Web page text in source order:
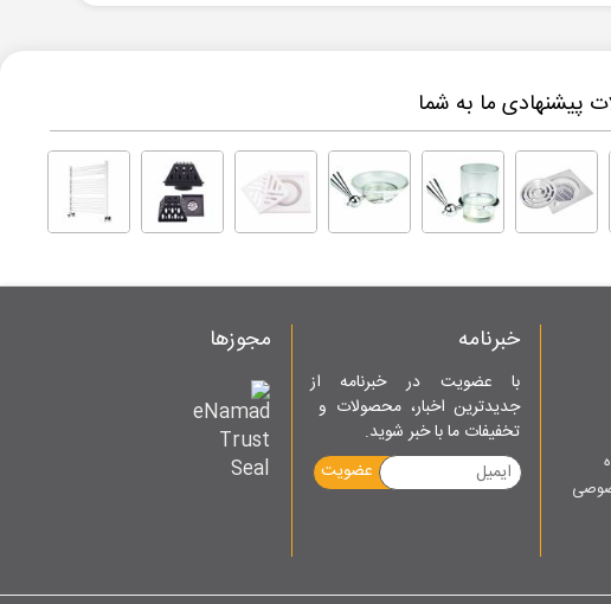
پیشنهادی ما به شما
خبرنامه
با عضویت در خبرنامه از
جدیدترین اخبار، محصولات و
تخفیفات ما با خبر شوید.
عضویت
مجوزها